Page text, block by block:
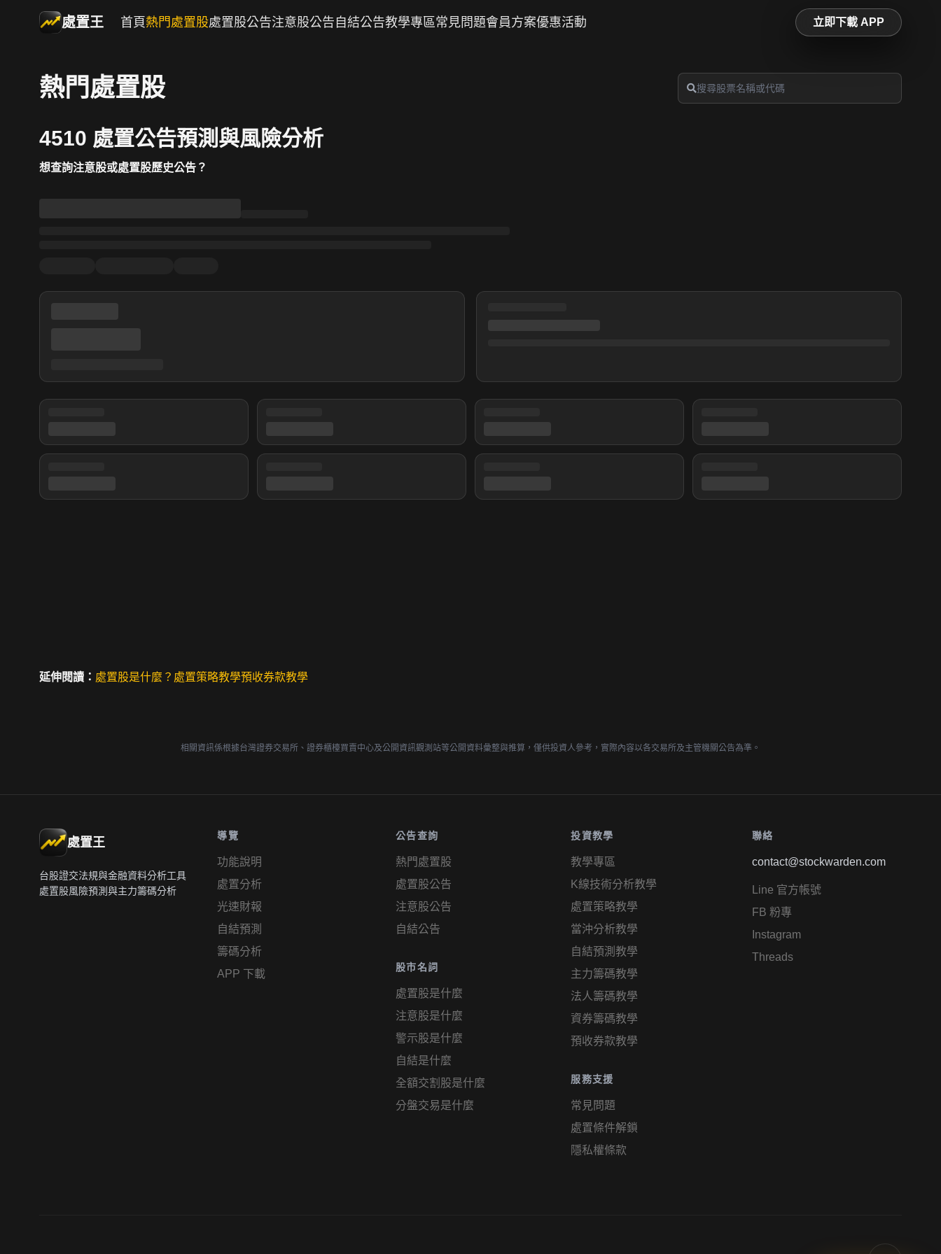
處置王 首頁 熱門處置股處置股公告注意股公告 自結公告教學專區常見問題會員方案優惠活動 立即下載 APP
熱門處置股
4510 處置公告預測與風險分析
想查詢注意股或處置股歷史公告？
延伸閱讀： 處置股是什麼？ 處置策略教學預收券款教學
相關資訊係根據台灣證券交易所、證券櫃檯買賣中心及公開資訊觀測站等公開資料彙整與推算，僅供投資人參考，實際內容以各交易所及主管機關公告為準。
處置王
台股證交法規與金融資料分析工具
處置股風險預測與主力籌碼分析
導覽
功能說明
處置分析
光速財報
自結預測
籌碼分析
APP 下載
公告查詢
熱門處置股
處置股公告
注意股公告
自結公告
股市名詞
處置股是什麼
注意股是什麼
警示股是什麼
自結是什麼
全額交割股是什麼
分盤交易是什麼
投資教學
教學專區
K線技術分析教學
處置策略教學
當沖分析教學
自結預測教學
主力籌碼教學
法人籌碼教學
資券籌碼教學
預收券款教學
服務支援
常見問題
處置條件解鎖
隱私權條款
聯絡
contact@stockwarden.com
Line 官方帳號
FB 粉專
Instagram
Threads